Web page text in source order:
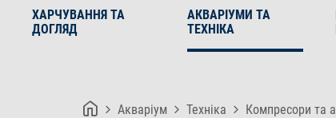
ХАРЧУВАННЯ ТА
ДОГЛЯД
АКВАРІУМИ ТА
ТЕХНІКА
Акваріум Техніка Компресори та